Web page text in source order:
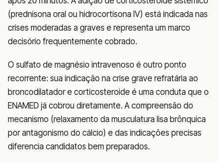
(prednisona oral ou hidrocortisona IV) está indicada nas
crises moderadas a graves e representa um marco
decisório frequentemente cobrado.
O sulfato de magnésio intravenoso é outro ponto
recorrente: sua indicação na crise grave refratária ao
broncodilatador e corticosteroide é uma conduta que o
ENAMED já cobrou diretamente. A compreensão do
mecanismo (relaxamento da musculatura lisa brônquica
por antagonismo do cálcio) e das indicações precisas
diferencia candidatos bem preparados.